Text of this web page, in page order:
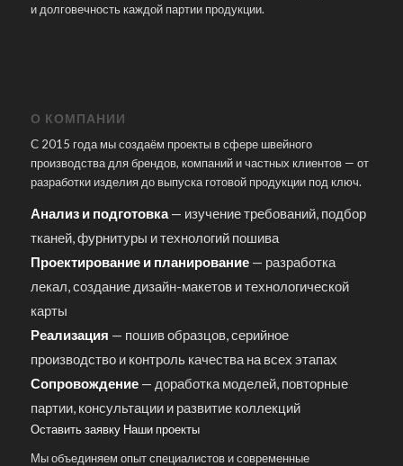
и долговечность каждой партии продукции.
О КОМПАНИИ
С 2015 года мы создаём проекты в сфере швейного
производства для брендов, компаний и частных клиентов — от
разработки изделия до выпуска готовой продукции под ключ.
Анализ и подготовка— изучение требований, подбор
тканей, фурнитуры и технологий пошива
Проектирование и планирование— разработка
лекал, создание дизайн-макетов и технологической
карты
Реализация — пошив образцов, серийное
производство и контроль качества на всех этапах
Сопровождение— доработка моделей, повторные
партии, консультации и развитие коллекций
Оставить заявку Наши проекты
Мы объединяем опыт специалистов и современные